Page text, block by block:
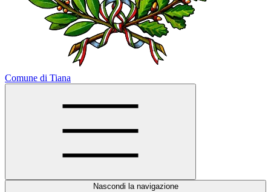
Comune di Tiana
Nascondi la navigazione